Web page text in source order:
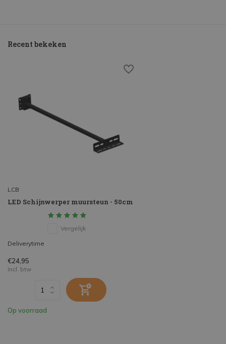
Recent bekeken
LCB
LED Schijnwerper muursteun - 50cm
Vergelijk
Deliverytime
€24,95
Incl. btw
Op voorraad